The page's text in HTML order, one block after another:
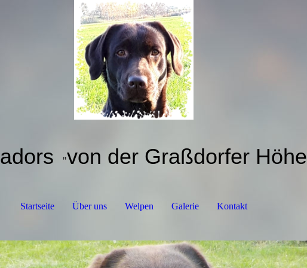
"von der Graßdorfer Höhe
Startseite Über uns Welpen Galerie Kontakt